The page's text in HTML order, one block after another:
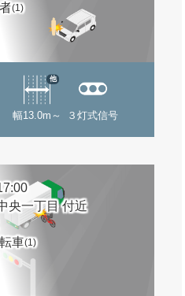
(1)
幅13.0m～
他
３灯式信号
央一丁目 付近
車(1)